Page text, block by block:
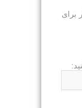
برای